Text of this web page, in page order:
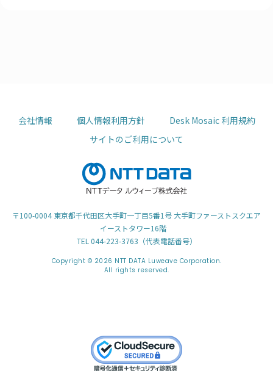
会社情報 個人情報利用方針
Desk Mosaic 利用規約
サイトのご利用について
〒100-0004 東京都千代田区大手町一丁目5番1号 大手町ファーストスクエア
イーストタワー16階
TEL 044-223-3763（代表電話番号）
Copyright © 2026 NTT DATA Luweave Corporation.
All rights reserved.